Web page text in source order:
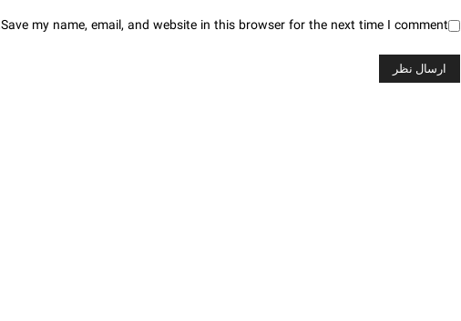
Save my name, email, and website in this browser for the next time I comment.